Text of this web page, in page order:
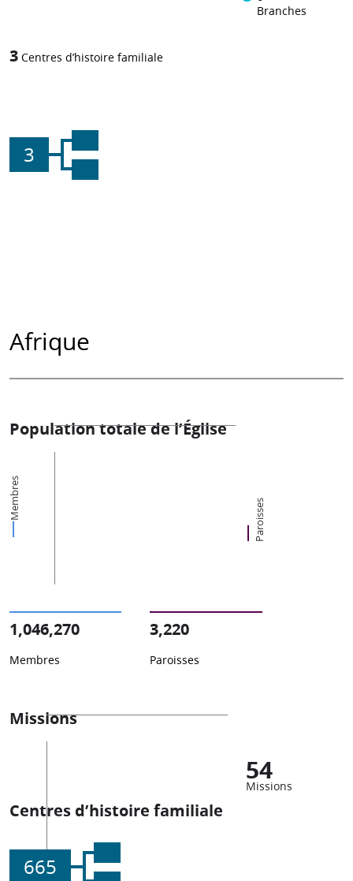
Branches
3 Centres d’histoire familiale
3
Afrique
Population totale de l’Église
Membres Paroisses
1,046,270
Membres
3,220
Paroisses
Missions
54
Missions
Centres d’histoire familiale
665